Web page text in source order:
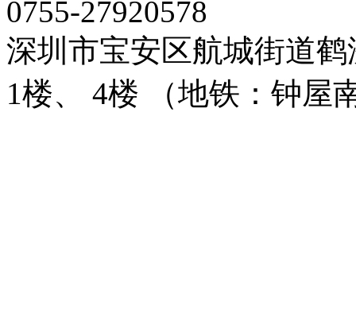
0755-27920578
深圳市宝安区航城街道
1楼、 4楼 （地铁：钟屋